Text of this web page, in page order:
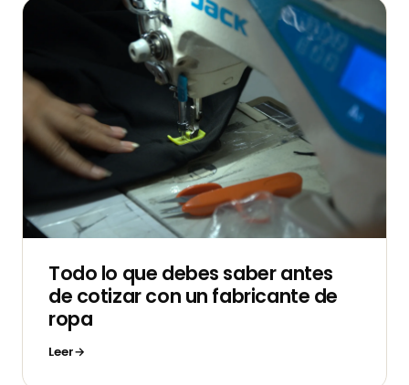
Todo lo que debes saber antes
de cotizar con un fabricante de
ropa
Leer